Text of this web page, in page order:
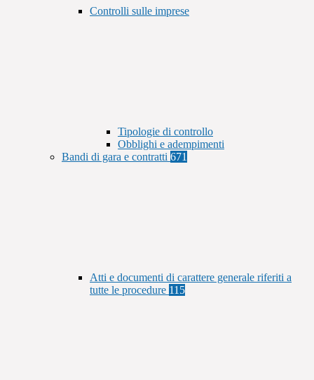
Controlli sulle imprese
Tipologie di controllo
Obblighi e adempimenti
Bandi di gara e contratti 671
Atti e documenti di carattere generale riferiti a
tutte le procedure 115